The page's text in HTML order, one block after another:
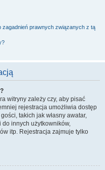
prawnych związanych z tą
witryny zależy czy, aby pisać
rejestracja umożliwia dostęp
takich jak własny awatar,
do innych użytkowników,
itp. Rejestracja zajmuje tylko